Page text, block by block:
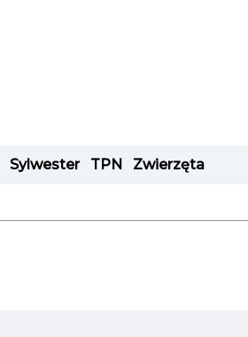
Sylwester TPN Zwierzęta